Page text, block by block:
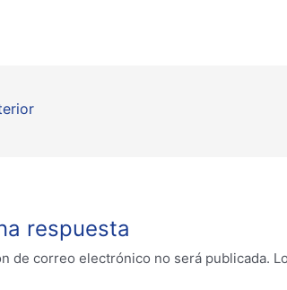
respuesta
de correo electrónico no será publicada.